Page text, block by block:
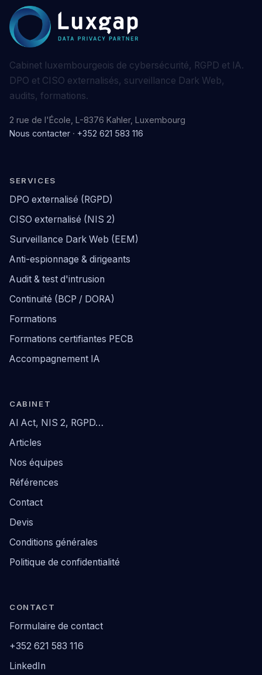
Cabinet luxembourgeois de cybersécurité, RGPD et IA.
DPO et CISO externalisés, surveillance Dark Web,
audits, formations.
2 rue de l'École, L-8376 Kahler, Luxembourg
Nous contacter · +352 621 583 116
SERVICES
DPO externalisé (RGPD)
CISO externalisé (NIS 2)
Surveillance Dark Web (EEM)
Anti-espionnage & dirigeants
Audit & test d'intrusion
Continuité (BCP / DORA)
Formations
Formations certifiantes PECB
Accompagnement IA
CABINET
AI Act, NIS 2, RGPD…
Articles
Nos équipes
Références
Contact
Devis
Conditions générales
Politique de confidentialité
CONTACT
Formulaire de contact
+352 621 583 116
LinkedIn